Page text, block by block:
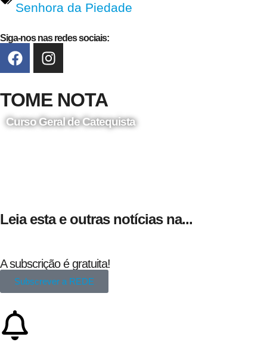
Senhora da Piedade
Siga-nos nas redes sociais:
TOME NOTA
Curso Geral de Catequista
Leia esta e outras notícias na...
A subscrição é gratuita!
Subscrever a REDE